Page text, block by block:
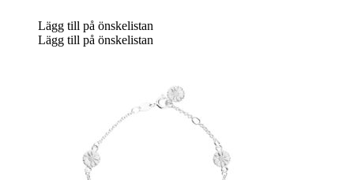
Lägg till på önskelistan
Lägg till på önskelistan